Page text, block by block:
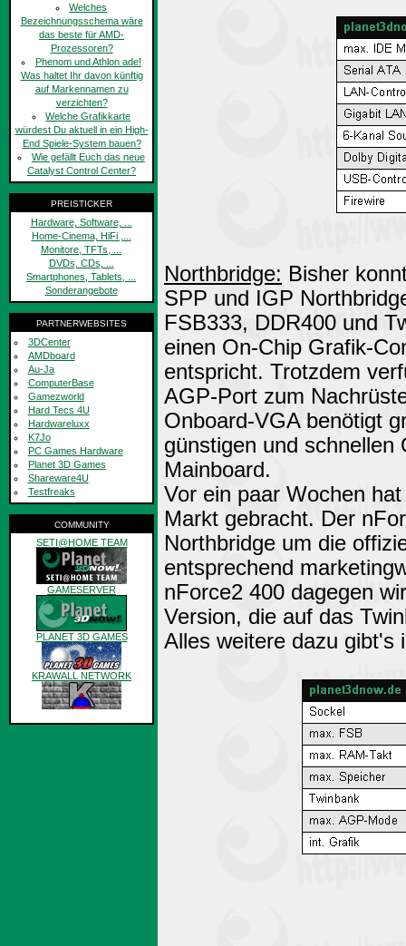
Welches
Bezeichnungsschema wäre
das beste für AMD-
Prozessoren?
Phenom und Athlon ade!
Was haltet Ihr davon künftig
auf Markennamen zu
verzichten?
Welche Grafikkarte
würdest Du aktuell in ein High-
End Spiele-System bauen?
Wie gefällt Euch das neue
Catalyst Control Center?
PREISTICKER
Hardware, Software, ...
Home-Cinema, HiFi ,...
Monitore, TFTs, ...
DVDs, CDs, ...
Smartphones, Tablets, ...
Sonderangebote
PARTNERWEBSITES
3DCenter
AMDboard
Au-Ja
ComputerBase
Gamezworld
Hard Tecs 4U
Hardwareluxx
K7Jo
PC Games Hardware
Planet 3D Games
Shareware4U
Testfreaks
COMMUNITY
SETI@HOME TEAM
GAMESERVER
PLANET 3D GAMES
KRAWALL NETWORK
Northbridge: Bisher
SPP und IGP
FSB333, DDR400 und
einen On-Chip Grafik-
entspricht. Trotzdem
AGP-Port zum
Onboard-VGA benötigt
günstigen und
Mainboard.
Vor ein paar Wochen
Markt gebracht. Der
Northbridge um die
entsprechend
nForce2 400 dagegen
Version, die auf das
Alles weitere dazu gibt's